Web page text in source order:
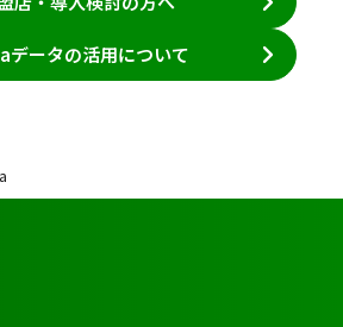
データの活用について